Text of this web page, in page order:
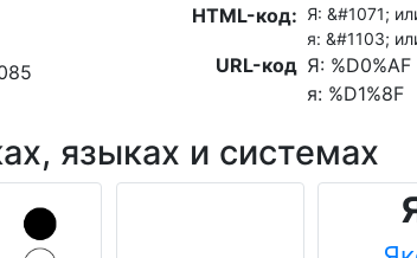
HTML-код: Я: &#1071;
я: &#1103;
URL-код Я: %D0%AF
я: %D1%8F
языках и системах